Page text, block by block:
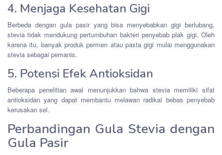
4. Menjaga Kesehatan Gigi
Berbeda dengan gula pasir yang bisa menyebabkan gigi berlubang,
stevia tidak mendukung pertumbuhan bakteri penyebab plak gigi. Oleh
karena itu, banyak produk permen atau pasta gigi mulai menggunakan
stevia sebagai pemanis.
5. Potensi Efek Antioksidan
Beberapa penelitian awal menunjukkan bahwa stevia memiliki sifat
antioksidan yang dapat membantu melawan radikal bebas penyebab
kerusakan sel.
Perbandingan Gula Stevia dengan
Gula Pasir